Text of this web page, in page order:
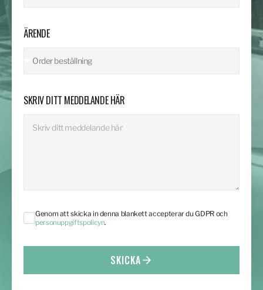
ÄRENDE
SKRIV DITT MEDDELANDE HÄR
Genom att skicka in denna blankett accepterar du GDPR och
personuppgiftspolicyn.
SKICKA